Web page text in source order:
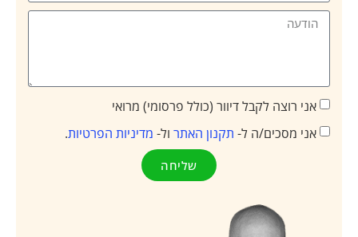
לקבל דיוור (כולל פרסומי) מרואי
ה ל-תקנון האתר ול-מדיניות הפרטיות.